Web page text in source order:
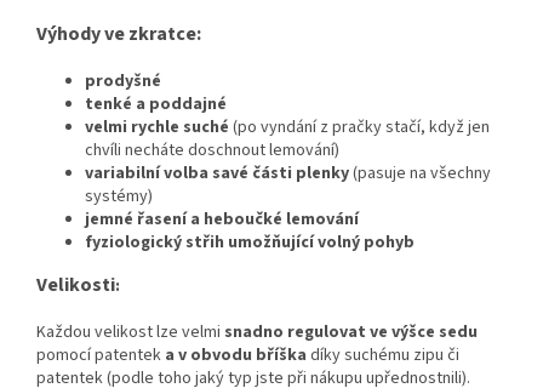
Výhody ve zkratce:
prodyšné
tenké a poddajné
velmi rychle suché (po vyndání z pračky stačí, když jen
chvíli necháte doschnout lemování)
variabilní volba savé části plenky(pasuje na všechny
systémy)
jemné řasení a heboučké lemování
fyziologický střih umožňující volný pohyb
Velikosti:
Každou velikost lze velmi snadno regulovat ve výšce sedu
pomocí patentek a v obvodu bříška díky suchému zipu či
patentek (podle toho jaký typ jste při nákupu upřednostnili).